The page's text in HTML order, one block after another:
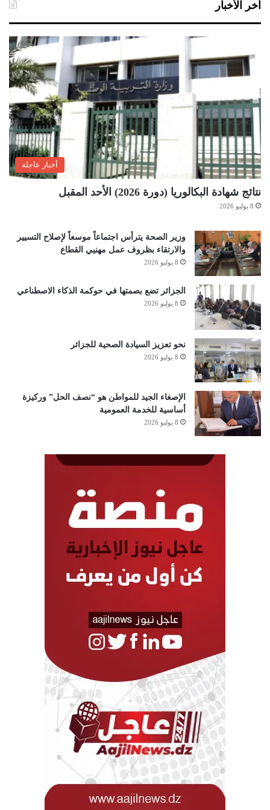
آخر الأخبار
أخبار عاجلة
نتائج شهادة البكالوريا (دورة 2026) الأحد المقبل
8 يوليو 2026
وزير الصحة يترأس اجتماعاً موسعاً لإصلاح التسيير
والارتقاء بظروف عمل مهنيي القطاع
8 يوليو 2026
الجزائر تضع بصمتها في حوكمة الذكاء الاصطناعي
8 يوليو 2026
نحو تعزيز السيادة الصحية للجزائر
8 يوليو 2026
الإصغاء الجيد للمواطن هو “نصف الحل” وركيزة
أساسية للخدمة العمومية
8 يوليو 2026